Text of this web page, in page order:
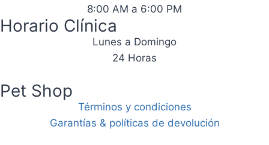
8:00 AM a 6:00 PM
Horario Clínica
Lunes a Domingo
24 Horas
Pet Shop
Términos y condiciones
Garantías & políticas de devolución